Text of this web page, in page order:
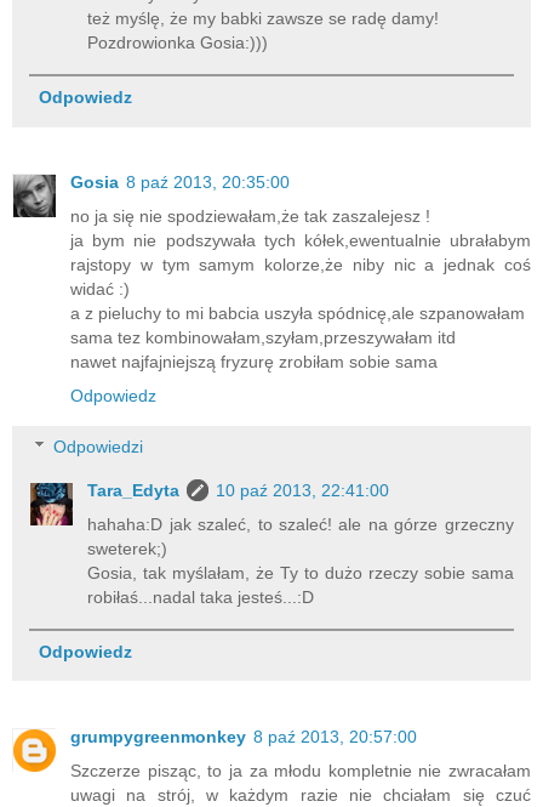
też myślę, że my babki zawsze se radę damy!
Pozdrowionka Gosia:)))
Odpowiedz
Gosia 8 paź 2013, 20:35:00
no ja się nie spodziewałam,że tak zaszalejesz !
ja bym nie podszywała tych kółek,ewentualnie ubrałabym
rajstopy w tym samym kolorze,że niby nic a jednak coś
widać :)
a z pieluchy to mi babcia uszyła spódnicę,ale szpanowałam
sama tez kombinowałam,szyłam,przeszywałam itd
nawet najfajniejszą fryzurę zrobiłam sobie sama
Odpowiedz
Odpowiedzi
Tara_Edyta
10 paź 2013, 22:41:00
hahaha:D jak szaleć, to szaleć! ale na górze grzeczny
sweterek;)
Gosia, tak myślałam, że Ty to dużo rzeczy sobie sama
robiłaś...nadal taka jesteś...:D
Odpowiedz
grumpygreenmonkey 8 paź 2013, 20:57:00
Szczerze pisząc, to ja za młodu kompletnie nie zwracałam
uwagi na strój, w każdym razie nie chciałam się czuć